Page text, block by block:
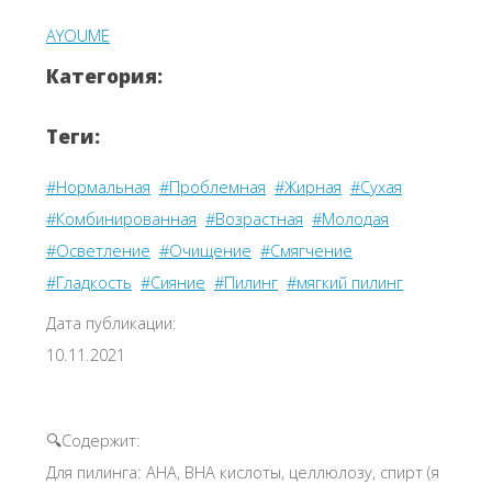
AYOUME
Категория:
Теги:
#Нормальная #Проблемная #Жирная #Сухая
#Комбинированная #Возрастная #Молодая
#Осветление #Очищение #Смягчение
#Гладкость #Сияние #Пилинг #мягкий пилинг
Дата публикации:
10.11.2021
🔍Содержит:
Для пилинга: AHA, BHA кислоты, целлюлозу, спирт (я